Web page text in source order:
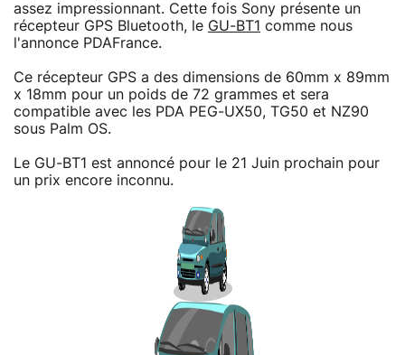
assez impressionnant. Cette fois Sony présente un
récepteur GPS Bluetooth, le GU-BT1 comme nous
l'annonce PDAFrance.
Ce récepteur GPS a des dimensions de 60mm x 89mm
x 18mm pour un poids de 72 grammes et sera
compatible avec les PDA PEG-UX50, TG50 et NZ90
sous Palm OS.
Le GU-BT1 est annoncé pour le 21 Juin prochain pour
un prix encore inconnu.